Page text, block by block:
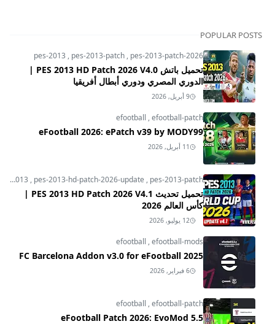
POPULAR POSTS
pes-2013 , pes-2013-patch , pes-2013-patch-2026
تحميل باتش PES 2013 HD Patch 2026 V4.0 |
الدوري المصري ودوري أبطال أفريقيا
9 أبريل, 2026
efootball ,efootball-patch
eFootball 2026: ePatch v39 by MODY99
11 أبريل, 2026
pes-2013 , pes-2013-hd-patch-2026-update , pes-2013-patch
تحميل تحديث PES 2013 HD Patch 2026 V4.1 |
كأس العالم 2026
12 يوليو, 2026
efootball ,efootball-mods
FC Barcelona Addon v3.0 for eFootball 2025
6 فبراير, 2026
efootball ,efootball-patch
eFootball Patch 2026: EvoMod 5.5